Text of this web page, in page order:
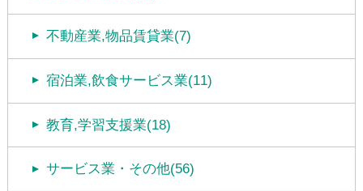
不動産業,物品賃貸業(7)
宿泊業,飲食サービス業(11)
教育,学習支援業(18)
サービス業・その他(56)